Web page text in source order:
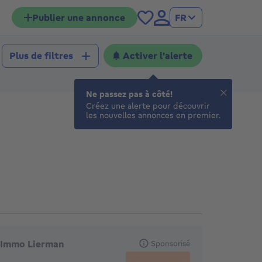
Publier une annonce FR
Plus de filtres Activer l'alerte
en vedette
Immo Lierman Sponsorisé
Ne passez pas à côté!
Créez une alerte pour découvrir
les nouvelles annonces en premier.